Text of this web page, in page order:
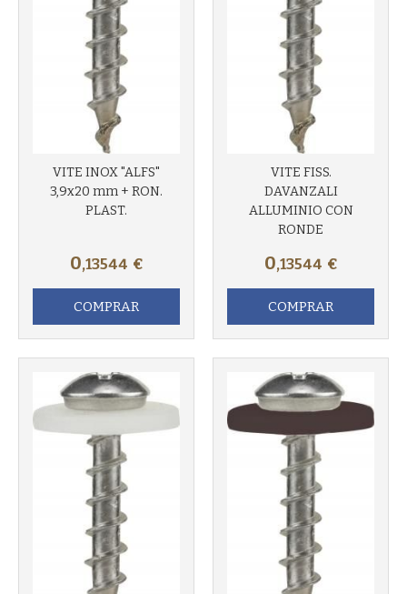
VITE INOX "ALFS"
3,9x20 mm + RON.
PLAST.
0,13544 €
COMPRAR
VITE FISS.
DAVANZALI
ALLUMINIO CON
RONDE
0,13544 €
COMPRAR